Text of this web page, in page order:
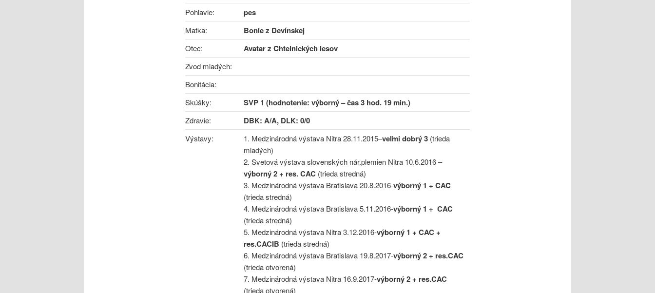
Pohlavie: pes
Matka: Bonie z Devínskej
Otec: Avatar z Chtelnických lesov
Zvod mladých:
Bonitácia:
Skúšky:
SVP 1 (hodnotenie: výborný – čas 3 hod. 19 min.)
Zdravie: DBK: A/A, DLK: 0/0
Výstavy: 1. Medzinárodná výstava Nitra 28.11.2015–veľmi dobrý 3 (trieda
mladých)
2. Svetová výstava slovenských nár.plemien Nitra 10.6.2016 –
výborný 2 + res. CAC(trieda stredná)
3. Medzinárodná výstava Bratislava 20.8.2016-výborný 1 + CAC
(trieda stredná)
4. Medzinárodná výstava Bratislava 5.11.2016-výborný 1 + CAC
(trieda stredná)
5. Medzinárodná výstava Nitra 3.12.2016-výborný 1 + CAC +
res.CACIB (trieda stredná)
6. Medzinárodná výstava Bratislava 19.8.2017-výborný 2 + res.CAC
(trieda otvorená)
7. Medzinárodná výstava Nitra 16.9.2017-výborný 2 + res.CAC
(trieda otvorená)